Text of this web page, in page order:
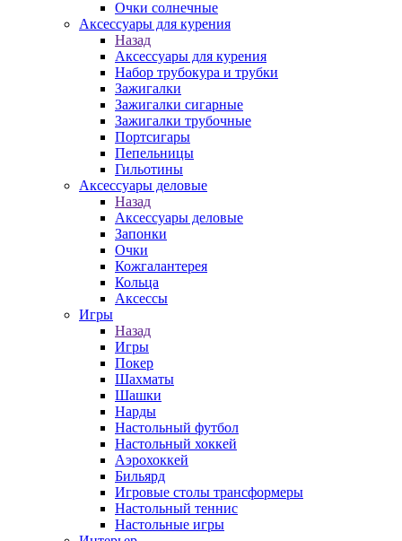
Очки солнечные
Аксессуары для курения
Назад
Аксессуары для курения
Набор трубокура и трубки
Зажигалки
Зажигалки сигарные
Зажигалки трубочные
Портсигары
Пепельницы
Гильотины
Аксессуары деловые
Назад
Аксессуары деловые
Запонки
Очки
Кожгалантерея
Кольца
Аксессы
Игры
Назад
Игры
Покер
Шахматы
Шашки
Нарды
Настольный футбол
Настольный хоккей
Аэрохоккей
Бильярд
Игровые столы трансформеры
Настольный теннис
Настольные игры